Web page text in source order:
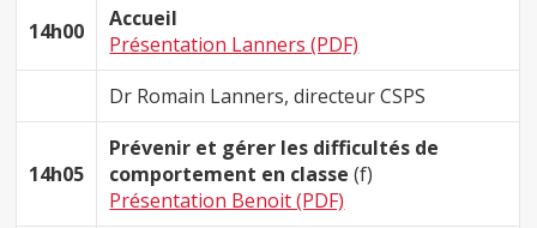
14h00
Accueil
Présentation Lanners (PDF)
Dr Romain Lanners, directeur CSPS
14h05
Prévenir et gérer les difficultés de
comportement en classe(f)
Présentation Benoit (PDF)